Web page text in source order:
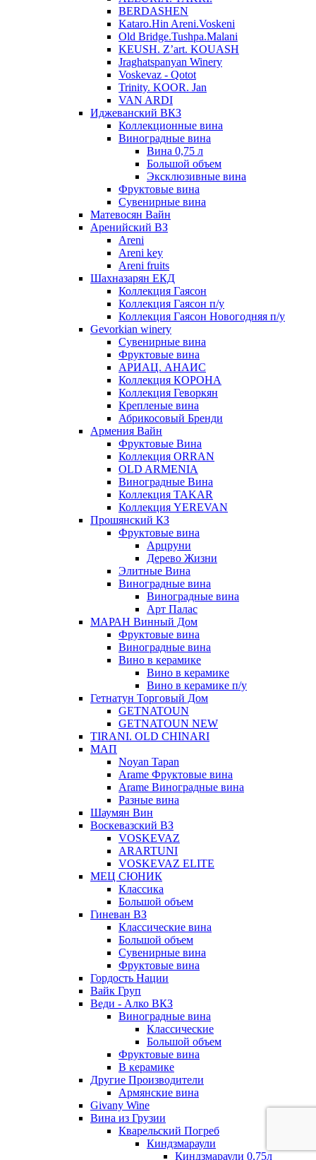
BERDASHEN
Kataro.Hin Areni.Voskeni
Old Bridge.Tushpa.Malani
KEUSH. Z’art. KOUASH
Jraghatspanyan Winery
Voskevaz - Qotot
Trinity. KOOR. Jan
VAN ARDI
Иджеванский ВКЗ
Коллекционные вина
Виноградные вина
Вина 0,75 л
Большой объем
Эксклюзивные вина
Фруктовые вина
Cувенирные вина
Матевосян Вайн
Аренийский ВЗ
Areni
Areni key
Areni fruits
Шахназарян ЕКД
Коллекция Гаясон
Коллекция Гаясон п/у
Коллекция Гаясон Новогодняя п/у
Gevorkian winery
Сувенирные вина
Фруктовые вина
АРИАЦ. АНАИС
Коллекция КОРОНА
Коллекция Геворкян
Крепленые вина
Абрикосовый Бренди
Армения Вайн
Фруктовые Вина
Коллекция ORRAN
OLD ARMENIA
Виноградные Вина
Коллекция TAKAR
Коллекция YEREVAN
Прошянский КЗ
Фруктовые вина
Арцруни
Дерево Жизни
Элитные Вина
Виноградные вина
Виноградные вина
Арт Палас
МАРАН Винный Дом
Фруктовые вина
Виноградные вина
Вино в керамике
Вино в керамике
Вино в керамике п/у
Гетнатун Торговый Дом
GETNATOUN
GETNATOUN NEW
TIRANI. OLD CHINARI
МАП
Noyan Tapan
Arame Фруктовые вина
Arame Виноградные вина
Разные вина
Шаумян Вин
Воскевазский ВЗ
VOSKEVAZ
ARARTUNI
VOSKEVAZ ELITE
МЕЦ СЮНИК
Классика
Большой объем
Гиневан ВЗ
Классические вина
Большой объем
Сувенирные вина
Фруктовые вина
Гордость Нации
Вайк Груп
Веди - Алко ВКЗ
Виноградные вина
Классические
Большой объем
Фруктовые вина
В керамике
Другие Производители
Армянские вина
Givany Wine
Вина из Грузии
Кварельский Погреб
Киндзмараули
Киндзмараули 0,75л